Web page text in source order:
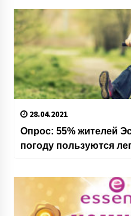
28.04.2021
Опрос: 55% жителей
погоду пользуются